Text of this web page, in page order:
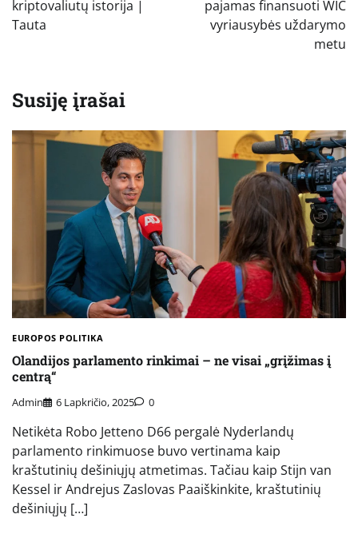
įrašų
kriptovaliutų istorija |
Tauta
pajamas finansuoti WIC
vyriausybės uždarymo
metu
Susiję įrašai
EUROPOS POLITIKA
Olandijos parlamento rinkimai – ne visai „grįžimas į
centrą“
Admin 6 Lapkričio, 2025 0
Netikėta Robo Jetteno D66 pergalė Nyderlandų
parlamento rinkimuose buvo vertinama kaip
kraštutinių dešiniųjų atmetimas. Tačiau kaip Stijn van
Kessel ir Andrejus Zaslovas Paaiškinkite, kraštutinių
dešiniųjų […]